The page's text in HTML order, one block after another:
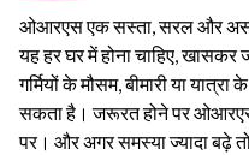
ओआरएस एक सस्ता, सरल और
यह हर घर में होना चाहिए, खासकर
गर्मियों के मौसम, बीमारी या
सकता है। जरूरत होने पर
पर। और अगर समस्या ज्यादा बढ़े